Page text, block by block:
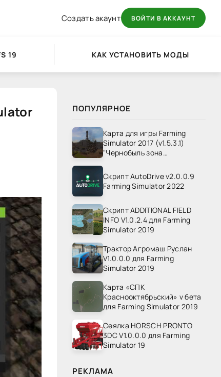
Создать акаунт ВОЙТИ В АККАУНТ
19 КАК УСТАНОВИТЬ МОДЫ
ПОПУЛЯРНОЕ
Карта для игры Farming
Simulator 2017 (v1.5.3.1)
"Чернобыль зона
Скрипт AutoDrive v2.0.0.9
Farming Simulator 2022
Скрипт ADDITIONAL FIELD
INFO V1.0.2.4 для Farming
Simulator 2019
Трактор Агромаш Руслан
V1.0.0.0 для Farming
Simulator 2019
Карта «СПК
Краснооктябрьский» v бета
для Farming Simulator 2019
Сеялка HORSCH PRONTO
3DC V1.0.0.0 для Farming
Simulator 19
РЕКЛАМА